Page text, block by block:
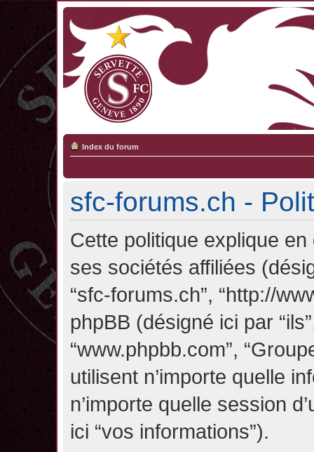
Index du forum
sfc-forums.ch -
Cette politique explique
ses sociétés affiliées
“sfc-forums.ch”, “http://
phpBB (désigné ici par
“www.phpbb.com”,
utilisent n’importe quelle
n’importe quelle session
ici “vos informations”).